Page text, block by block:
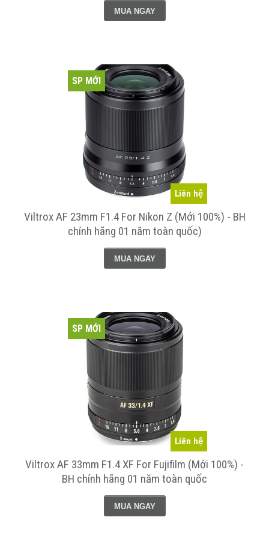
MUA NGAY
Liên hệ
SP MỚI
Viltrox AF 23mm F1.4 For Nikon Z (Mới 100%) - BH
chính hãng 01 năm toàn quốc)
MUA NGAY
Liên hệ
SP MỚI
Viltrox AF 33mm F1.4 XF For Fujifilm (Mới 100%) -
BH chính hãng 01 năm toàn quốc
MUA NGAY